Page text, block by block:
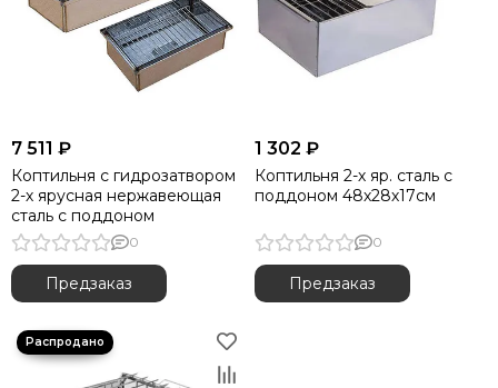
7 511 ₽
Коптильня с гидрозатвором
2-х ярусная нержавеющая
сталь с поддоном
0
Предзаказ
1 302 ₽
Коптильня 2-х яр. сталь с
поддоном 48х28х17см
0
Предзаказ